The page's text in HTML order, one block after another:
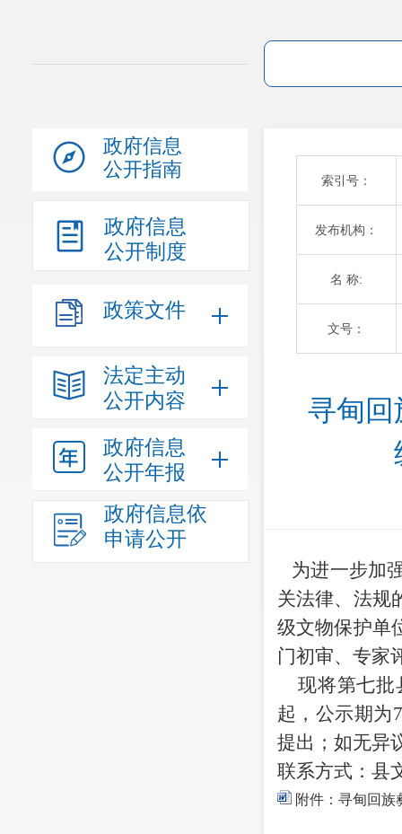
政府信息
公开指南
政府信息
公开制度
政策文件
法定主动
公开内容
政府信息
公开年报
政府信息依
申请公开
索引号：
发布机构：
名 称:
文号：
寻甸回
为进一步加
关法律、法规
级文物保护单
门初审、专家
现将第七批
起，公示期为7
提出；如无异
联系方式：县
附件：寻甸回族